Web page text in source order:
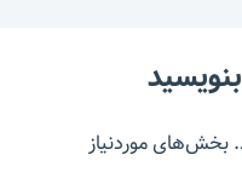
بخش‌های موردنیاز